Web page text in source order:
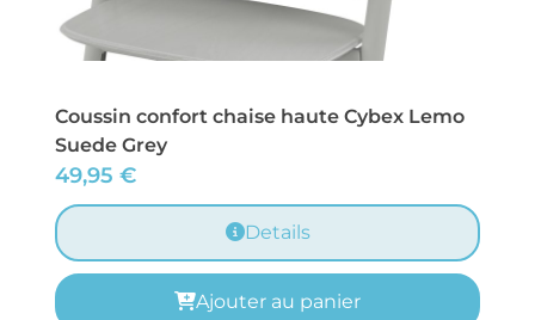
Coussin confort chaise haute Cybex Lemo
Suede Grey
49,95 €
Details
Ajouter au panier